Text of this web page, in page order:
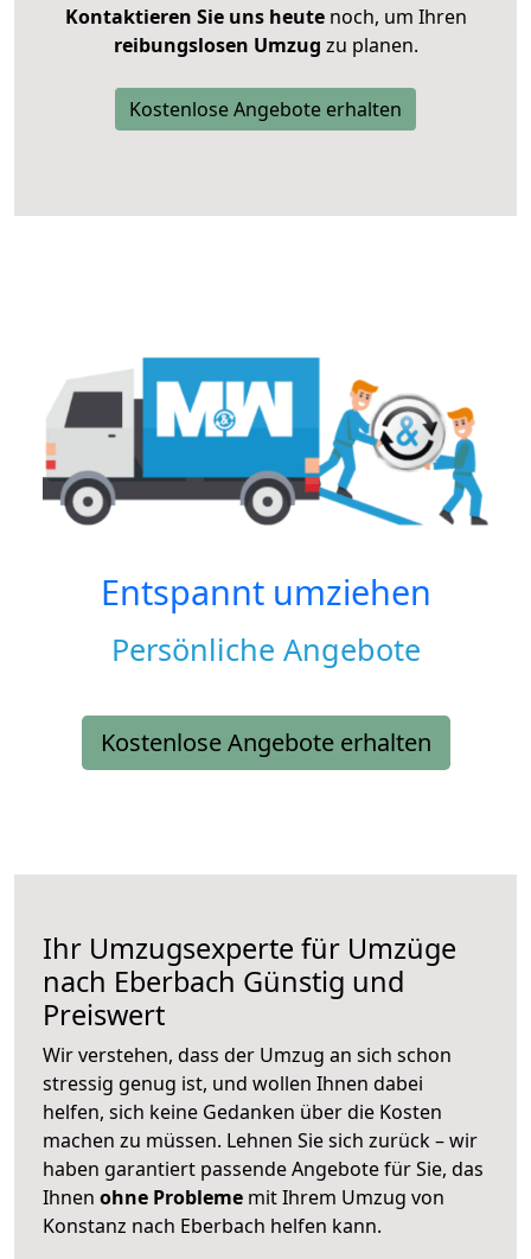
Kontaktieren Sie uns heutenoch, um Ihren
reibungslosen Umzug zu planen.
Kostenlose Angebote erhalten
Entspannt umziehen
Persönliche Angebote
Kostenlose Angebote erhalten
Ihr Umzugsexperte für Umzüge
nach Eberbach Günstig und
Preiswert
Wir verstehen, dass der Umzug an sich schon
stressig genug ist, und wollen Ihnen dabei
helfen, sich keine Gedanken über die Kosten
machen zu müssen. Lehnen Sie sich zurück – wir
haben garantiert passende Angebote für Sie, das
Ihnen ohne Probleme mit Ihrem Umzug von
Konstanz nach Eberbach helfen kann.